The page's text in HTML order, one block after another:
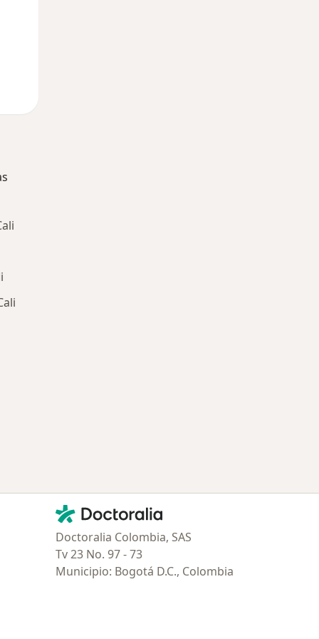
Contacto
Doctoralia - Página de inicio
Doctoralia Colombia, SAS
Tv 23 No. 97 - 73
Municipio: Bogotá D.C., Colombia